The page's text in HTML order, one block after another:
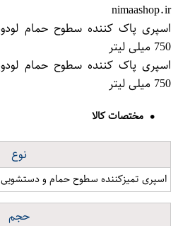
nimaashop.ir
750 میلی لیتر
750 میلی لیتر
مختصات کالا
نوع
اسپری تمیزکننده سطوح حمام و دستشویی
حجم